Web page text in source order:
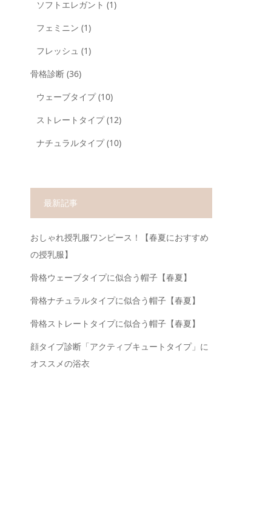
ソフトエレガント (1)
フェミニン (1)
フレッシュ (1)
骨格診断 (36)
ウェーブタイプ(10)
ストレートタイプ(12)
ナチュラルタイプ(10)
最新記事
おしゃれ授乳服ワンピース！【春夏におすすめ
の授乳服】
骨格ウェーブタイプに似合う帽子【春夏】
骨格ナチュラルタイプに似合う帽子【春夏】
骨格ストレートタイプに似合う帽子【春夏】
顔タイプ診断「アクティブキュートタイプ」に
オススメの浴衣